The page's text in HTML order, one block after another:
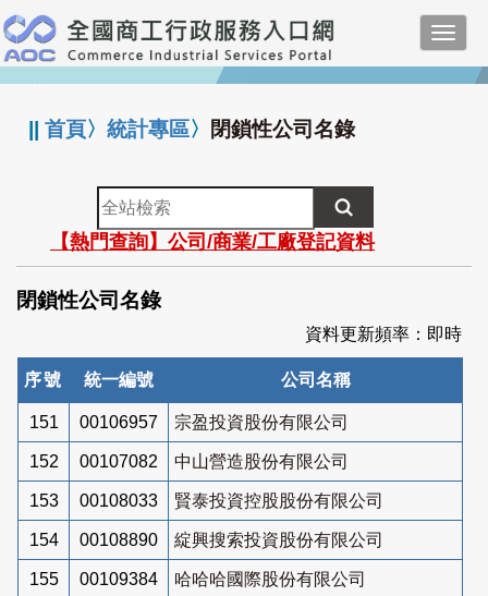
跳
到
主
要
:::
||首頁〉統計專區〉 閉鎖性公司名錄
全
站
檢
索
【熱門查詢】公司/商業/工廠登記資料
閉鎖性公司名錄
資料更新頻率：即時
序號 統一編號 公司名稱
151 00106957 宗盈投資股份有限公司
152 00107082 中山營造股份有限公司
153 00108033 賢泰投資控股股份有限公司
154 00108890 綻興搜索投資股份有限公司
155 00109384 哈哈哈國際股份有限公司